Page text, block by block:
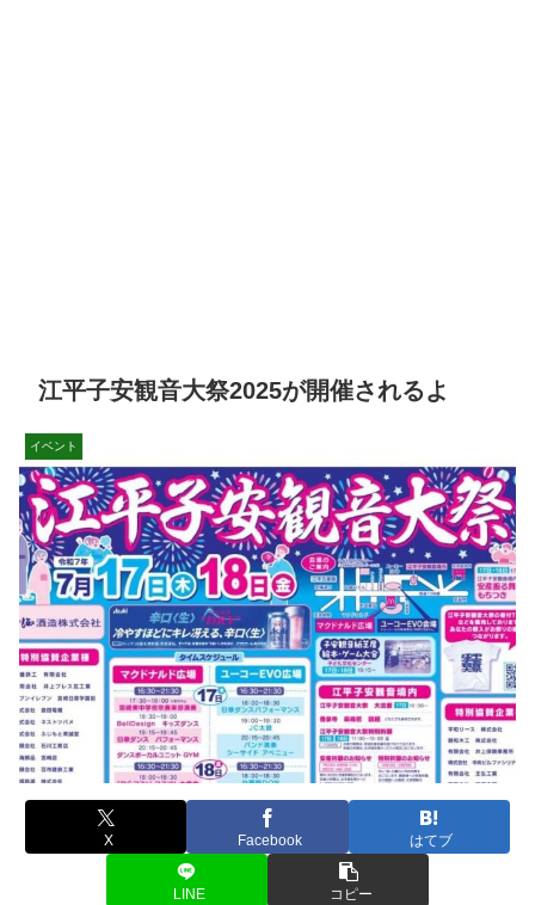
江平子安観音大祭2025が開催されるよ
イベント
X Facebook はてブ
LINE コピー